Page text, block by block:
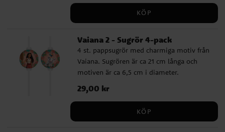
KÖP
Vaiana 2 - Sugrör 4-pack
4 st. pappsugrör med charmiga motiv från
Vaiana. Sugrören är ca 21 cm långa och
motiven är ca 6,5 cm i diameter.
Pris:29,00 kr
29,00 kr
KÖP